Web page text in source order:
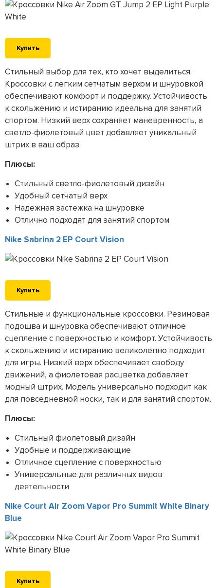
Купить
Стильный выбор для тех, кто хочет выделиться.
Кроссовки с легким сетчатым верхом и шнуровкой
обеспечивают комфорт и поддержку. Устойчивость
к скольжению и истиранию идеальна для занятий
спортом. Низкий верх сохраняет маневренность, а
светло-фиолетовый цвет добавляет уникальный
штрих в ваш образ.
Плюсы:
Стильный светло-фиолетовый дизайн
Удобный сетчатый верх
Надежная застежка на шнуровке
Отлично подходят для занятий спортом
Nike Sabrina 2 EP Court Vision
Купить
Стильные и функциональные кроссовки. Резиновая
подошва и шнуровка обеспечивают отличное
сцепление с поверхностью и комфорт. Устойчивость
к скольжению и истиранию великолепно подходит
для игры. Низкий верх обеспечивает свободу
движений, а фиолетовая расцветка добавляет
модный штрих. Модель универсально подходит как
для повседневной носки, так и для занятий спортом.
Плюсы:
Стильный фиолетовый дизайн
Удобные и поддерживающие
Отличное сцепление с поверхностью
Универсальные для различных видов
деятельности
Nike Court Air Zoom Vapor Pro Summit White Binary
Blue
Купить